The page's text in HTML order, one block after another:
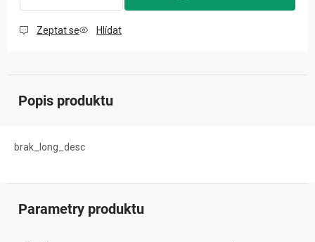
Zeptat se Hlídat
Popis produktu
brak_long_desc
Parametry produktu